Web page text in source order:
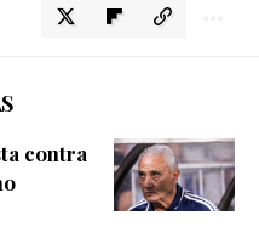
contra